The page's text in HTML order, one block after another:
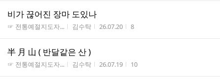
비가 끊어진 장마 도있나
게시판명
☞ 전통예절지도자... 작성자
김수탁 작성시간
26.07.20 조회수
8
半 月 山 ( 반달같은 산 )
게시판명
☞ 전통예절지도자... 작성자
김수탁 작성시간
26.07.19 조회수
10